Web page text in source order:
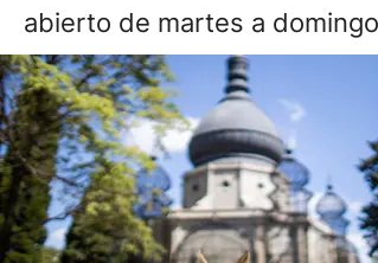
abierto de martes a